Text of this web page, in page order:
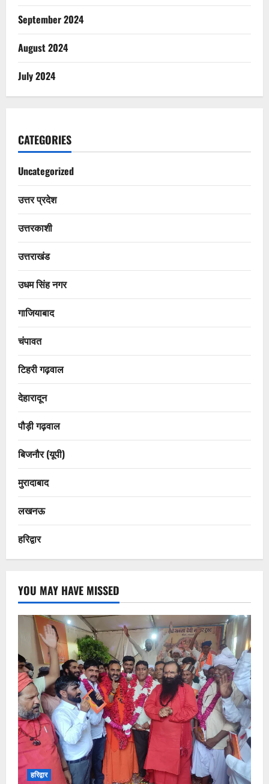
September 2024
August 2024
July 2024
CATEGORIES
Uncategorized
उत्तर प्रदेश
उत्तरकाशी
उत्तराखंड
उधम सिंह नगर
गाजियाबाद
चंपावत
टिहरी गढ़वाल
देहारादून
पौड़ी गढ़वाल
बिजनौर (यूपी)
मुरादाबाद
लखनऊ
हरिद्वार
YOU MAY HAVE MISSED
हरिद्वार